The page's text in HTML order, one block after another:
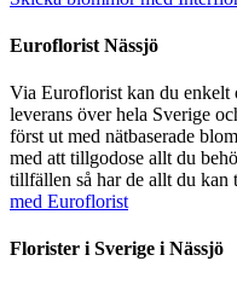
Euroflorist Nässjö
Via Euroflorist kan du enkelt
leverans över hela Sverige och
först ut med nätbaserade
med att tillgodose allt du
tillfällen så har de allt du kan
med Euroflorist
Florister i Sverige i Nässjö